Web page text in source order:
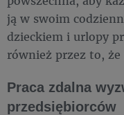
ją w swoim
dzieckiem i urlopy
również przez to, że
Praca zdalna
przedsiębiorców